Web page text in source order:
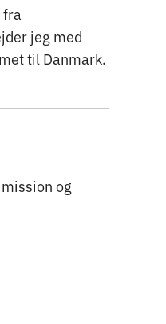
jeg med
til Danmark.
og